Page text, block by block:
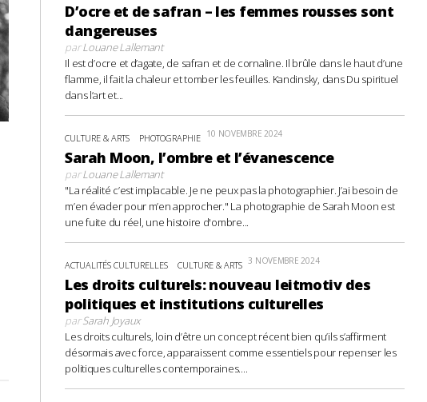
D’ocre et de safran – les femmes rousses sont
dangereuses
parLouane Lallemant
Il est d’ocre et d’agate, de safran et de cornaline. Il brûle dans le haut d’une
flamme, il fait la chaleur et tomber les feuilles. Kandinsky, dans Du spirituel
dans l’art et...
CULTURE & ARTS PHOTOGRAPHIE 10 NOVEMBRE 2024
Sarah Moon, l’ombre et l’évanescence
parLouane Lallemant
"La réalité c’est implacable. Je ne peux pas la photographier. J’ai besoin de
m’en évader pour m’en approcher." La photographie de Sarah Moon est
une fuite du réel, une histoire d'ombre...
ACTUALITÉS CULTURELLES CULTURE & ARTS 3 NOVEMBRE 2024
Les droits culturels: nouveau leitmotiv des
politiques et institutions culturelles
parSarah Joyaux
Les droits culturels, loin d’être un concept récent bien qu’ils s’affirment
désormais avec force, apparaissent comme essentiels pour repenser les
politiques culturelles contemporaines....